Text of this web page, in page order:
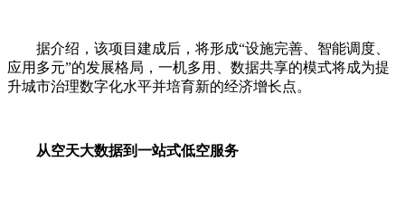
据介绍，该项目建成后，将形成“设施完善、智能调度、
应用多元”的发展格局，一机多用、数据共享的模式将成为提
升城市治理数字化水平并培育新的经济增长点。
从空天大数据到一站式低空服务